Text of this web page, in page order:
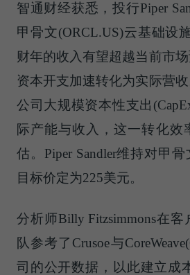
智通财经获悉，投行Piper
甲骨文(ORCL.US)云基础设
财年的收入有望超越当前市
资本开支加速转化为实际营
公司大规模资本性支出
际产能与收入，这一转化效
估。Piper Sandler维持对甲骨
目标价定为225美元。
分析师Billy Fitzsimmons在
队参考了Crusoe与
司的公开数据，以此建立成